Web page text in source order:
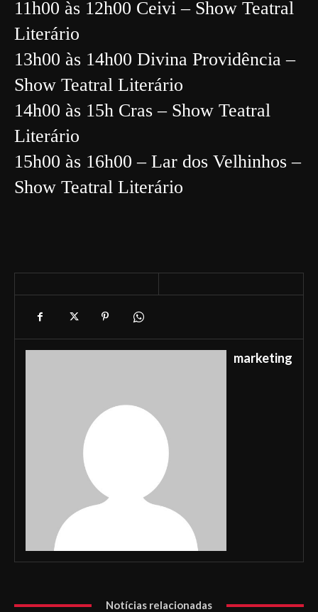
11h00 às 12h00 Ceivi – Show Teatral
Literário
13h00 às 14h00 Divina Providência –
Show Teatral Literário
14h00 às 15h Cras – Show Teatral
Literário
15h00 às 16h00 – Lar dos Velhinhos –
Show Teatral Literário
marketing
Notícias relacionadas